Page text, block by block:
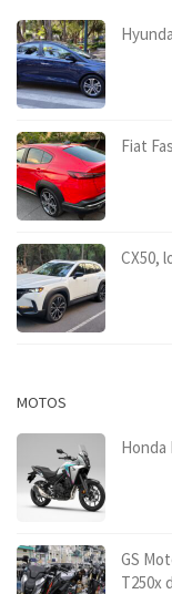
Fiat
CX50,
MOTOS
Honda
GS
T250x